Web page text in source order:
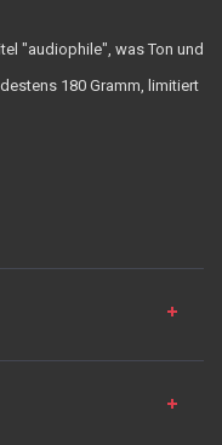
"audiophile", was Ton und
180 Gramm, limitiert